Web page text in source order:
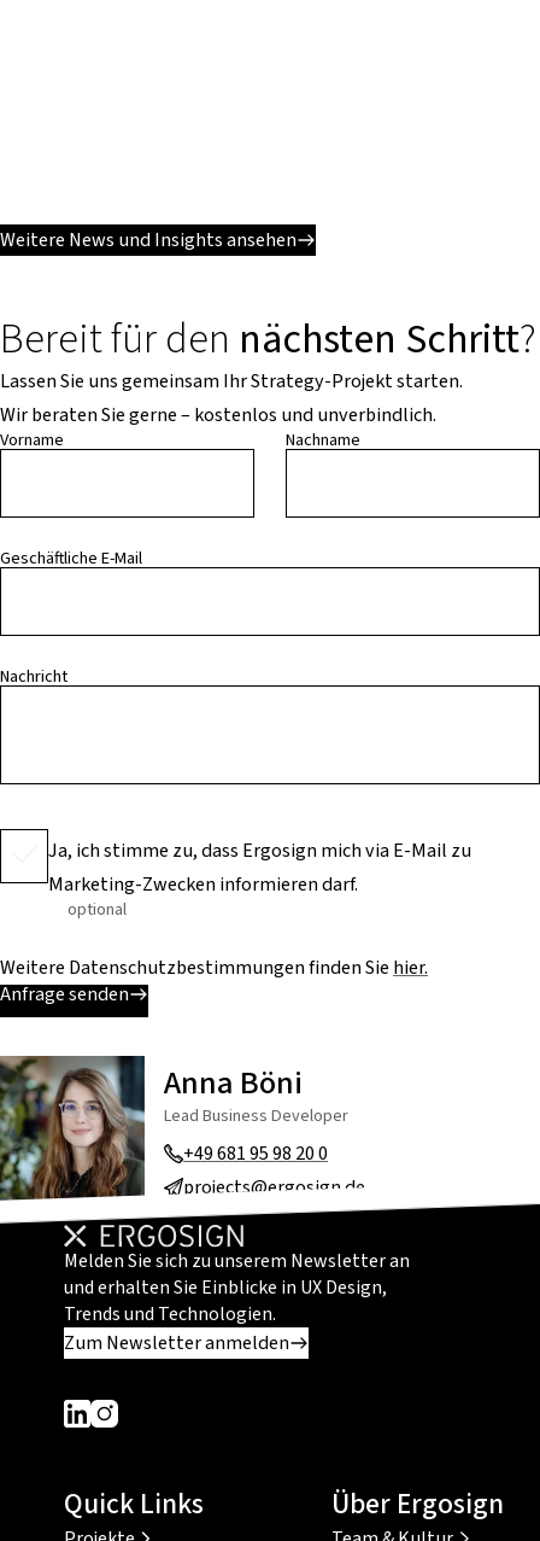
Weitere News und Insights ansehen
Bereit für den nächsten Schritt?
Lassen Sie uns gemeinsam Ihr Strategy-Projekt starten.
Wir beraten Sie gerne – kostenlos und unverbindlich.
Vorname Nachname
Geschäftliche E-Mail
Nachricht
Ja, ich stimme zu, dass Ergosign mich via E-Mail zu
Marketing-Zwecken informieren darf.
optional
Weitere Datenschutzbestimmungen finden Sie hier.
Anfrage senden
Anna Böni
Lead Business Developer
+49 681 95 98 20 0
projects@ergosign.de
Melden Sie sich zu unserem Newsletter an
und erhalten Sie Einblicke in UX Design,
Trends und Technologien.
Zum Newsletter anmelden
Dieser Link führt zu einer externen Seite
Dieser Link führt zu einer externen Seite
Quick Links Über Ergosign